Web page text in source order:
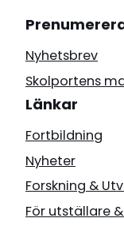
Nyhetsbrev
Skolportens
Länkar
Fortbildning
Nyheter
Forskning &
För utställare